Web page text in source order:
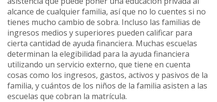
alcance de cualquier familia, así que no lo cuentes si no
tienes mucho cambio de sobra. Incluso las familias de
ingresos medios y superiores pueden calificar para
cierta cantidad de ayuda financiera. Muchas escuelas
determinan la elegibilidad para la ayuda financiera
utilizando un servicio externo, que tiene en cuenta
cosas como los ingresos, gastos, activos y pasivos de la
familia, y cuántos de los niños de la familia asisten a las
escuelas que cobran la matrícula.